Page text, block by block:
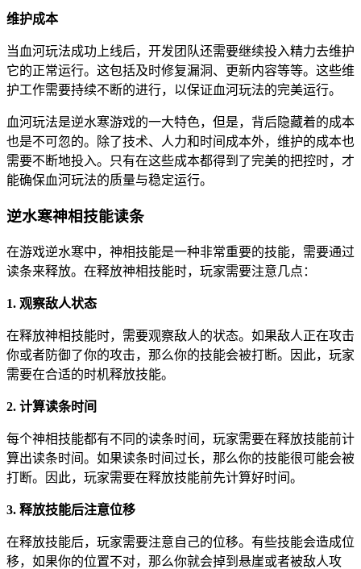
维护成本
当血河玩法成功上线后，开发团队还需要继续投入精力去维护
它的正常运行。这包括及时修复漏洞、更新内容等等。这些维
护工作需要持续不断的进行，以保证血河玩法的完美运行。
血河玩法是逆水寒游戏的一大特色，但是，背后隐藏着的成本
也是不可忽的。除了技术、人力和时间成本外，维护的成本也
需要不断地投入。只有在这些成本都得到了完美的把控时，才
能确保血河玩法的质量与稳定运行。
逆水寒神相技能读条
在游戏逆水寒中，神相技能是一种非常重要的技能，需要通过
读条来释放。在释放神相技能时，玩家需要注意几点：
1. 观察敌人状态
在释放神相技能时，需要观察敌人的状态。如果敌人正在攻击
你或者防御了你的攻击，那么你的技能会被打断。因此，玩家
需要在合适的时机释放技能。
2. 计算读条时间
每个神相技能都有不同的读条时间，玩家需要在释放技能前计
算出读条时间。如果读条时间过长，那么你的技能很可能会被
打断。因此，玩家需要在释放技能前先计算好时间。
3. 释放技能后注意位移
在释放技能后，玩家需要注意自己的位移。有些技能会造成位
移，如果你的位置不对，那么你就会掉到悬崖或者被敌人攻